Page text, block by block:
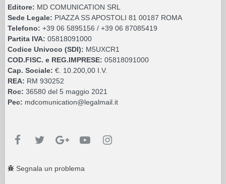
Editore: MD COMUNICATION SRL
Sede Legale: PIAZZA SS APOSTOLI 81 00187 ROMA
Telefono: +39 06 5895156 / +39 06 87085419
Partita IVA: 05818091000
Codice Univoco (SDI): M5UXCR1
COD.FISC. e REG.IMPRESE: 05818091000
Cap. Sociale: €. 10.200,00 I.V.
REA: RM 930252
Roc: 36580 del 5 maggio 2021
Pec: mdcomunication@legalmail.it
Segnala un problema